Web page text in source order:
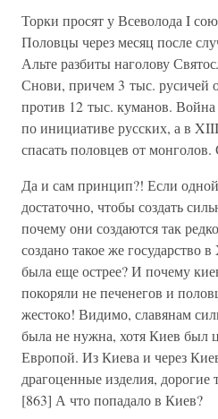
Торки просят у Всеволода I
Половцы через месяц после
Альте разбиты наголову
Снови, причем 3 тыс. русичей
против 12 тыс. куманов.
по инициативе русских, а в
спасать половцев от
Да и сам принцип?! Если
достаточно, чтобы создать
почему они создаются так
создано такое же государство
была еще острее? И почему
покоряли не печенегов и
жестоко! Видимо, славянам
была не нужна, хотя Киев был
Европой. Из Киева и через
драгоценные изделия, дорогие
[863] А что попадало в Киев?